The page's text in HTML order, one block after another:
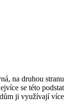
na druhou
se této
ji využívají